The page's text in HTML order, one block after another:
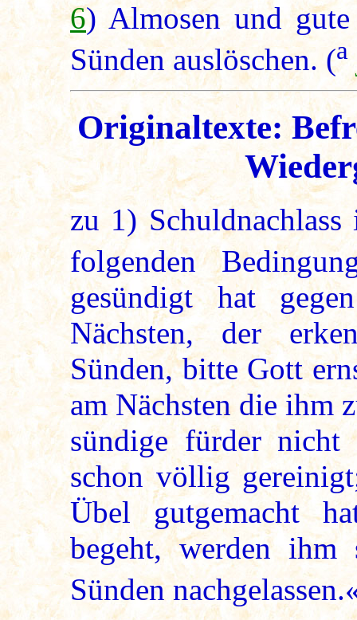
6) Almosen und
Sünden auslöschen. (a
Originaltexte:
zu 1)
folgenden
gesündigt hat
Nächsten, der
Sünden, bitte Gott
am Nächsten die ihm
sündige fürder
schon völlig
Übel gutgemacht
begeht, werden ihm
Sünden